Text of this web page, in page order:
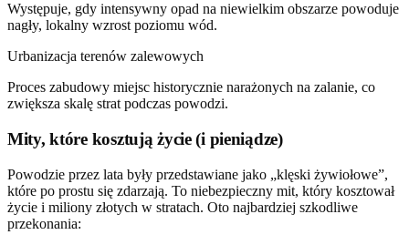
Występuje, gdy intensywny opad na niewielkim obszarze powoduje
nagły, lokalny wzrost poziomu wód.
Urbanizacja terenów zalewowych
Proces zabudowy miejsc historycznie narażonych na zalanie, co
zwiększa skalę strat podczas powodzi.
Mity, które kosztują życie (i pieniądze)
Powodzie przez lata były przedstawiane jako „klęski żywiołowe”,
które po prostu się zdarzają. To niebezpieczny mit, który kosztował
życie i miliony złotych w stratach. Oto najbardziej szkodliwe
przekonania: